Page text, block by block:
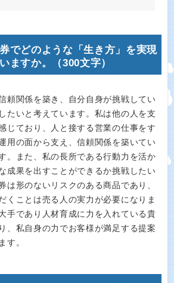
でどのような「生き方」を実現
ますか。（300文字）
頼関係を築き、自分自身が挑戦してい
たいと考えています。私は他の人を支
じており、人と接する営業の仕事をす
用の面から支え、信頼関係を築いてい
。また、私の長所である行動力を活か
成果を出すことができるか挑戦したい
は形のないリスクのある商品であり、
くことは売る人の実力が必要になりま
手であり人材育成に力を入れている貴
、私自身の力でお客様が満足する提案
す。